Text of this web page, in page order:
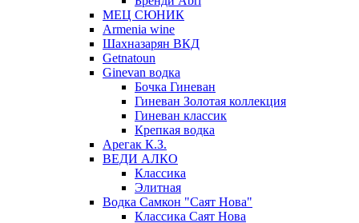
МЕЦ СЮНИК
Armenia wine
Шахназарян ВКД
Getnatoun
Ginevan водка
Бочка Гиневан
Гиневан Золотая коллекция
Гиневан классик
Крепкая водка
Арегак К.З.
ВЕДИ АЛКО
Классика
Элитная
Водка Самкон "Саят Нова"
Классика Саят Нова